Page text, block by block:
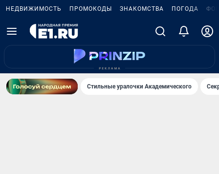
НЕДВИЖИМОСТЬ ПРОМОКОДЫ ЗНАКОМСТВА ПОГОДА
Стильные уралочки Академического